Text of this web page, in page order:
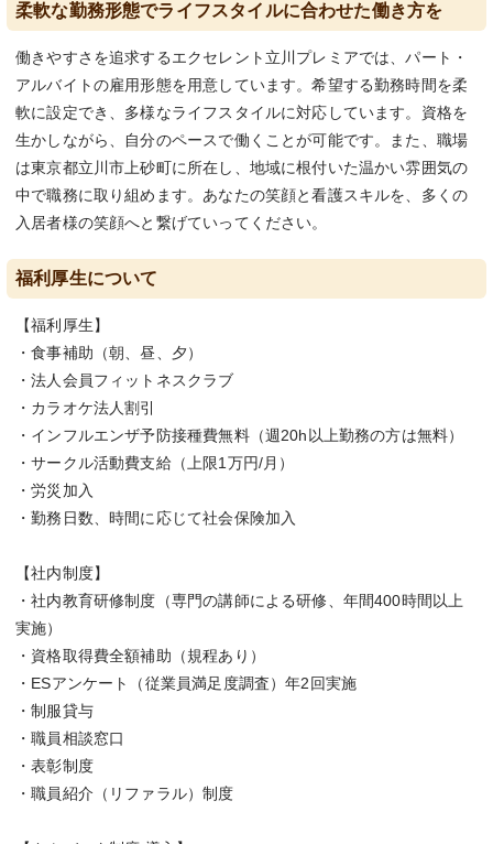
柔軟な勤務形態でライフスタイルに合わせた働き方を
働きやすさを追求するエクセレント立川プレミアでは、パート・
アルバイトの雇用形態を用意しています。希望する勤務時間を柔
軟に設定でき、多様なライフスタイルに対応しています。資格を
生かしながら、自分のペースで働くことが可能です。また、職場
は東京都立川市上砂町に所在し、地域に根付いた温かい雰囲気の
中で職務に取り組めます。あなたの笑顔と看護スキルを、多くの
入居者様の笑顔へと繋げていってください。
福利厚生について
【福利厚生】
・食事補助（朝、昼、夕）
・法人会員フィットネスクラブ
・カラオケ法人割引
・インフルエンザ予防接種費無料（週20h以上勤務の方は無料）
・サークル活動費支給（上限1万円/月）
・労災加入
・勤務日数、時間に応じて社会保険加入
【社内制度】
・社内教育研修制度（専門の講師による研修、年間400時間以上
実施）
・資格取得費全額補助（規程あり）
・ESアンケート（従業員満足度調査）年2回実施
・制服貸与
・職員相談窓口
・表彰制度
・職員紹介（リファラル）制度